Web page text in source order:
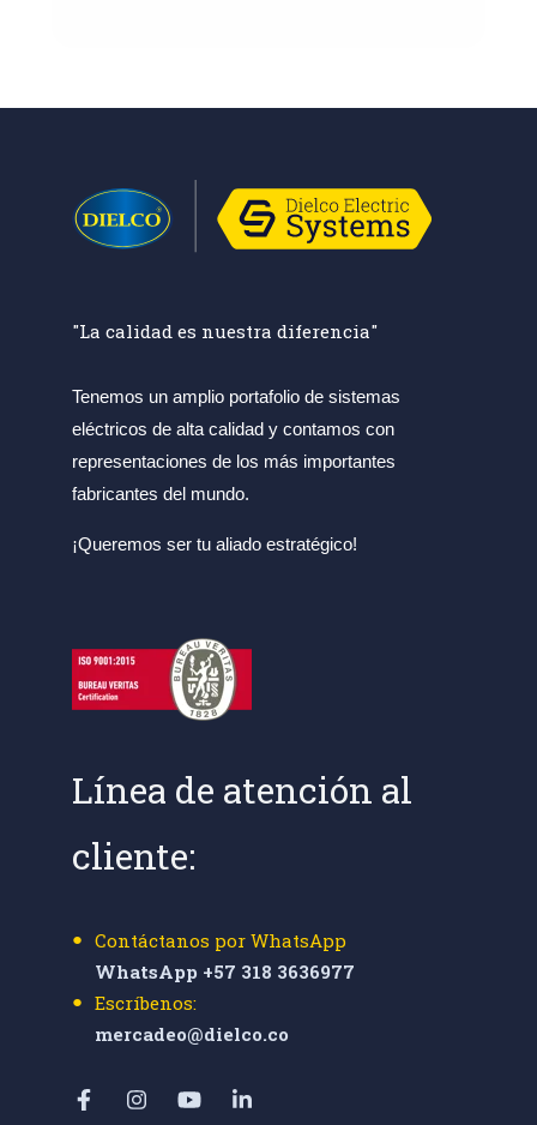
"La calidad es nuestra diferencia"
Tenemos un amplio portafolio de sistemas
eléctricos de alta calidad y contamos con
representaciones de los más importantes
fabricantes del mundo.
¡Queremos ser tu aliado estratégico!
Línea de atención al
cliente:
Contáctanos por WhatsApp
WhatsApp +57 318 3636977
Escríbenos:
mercadeo@dielco.co